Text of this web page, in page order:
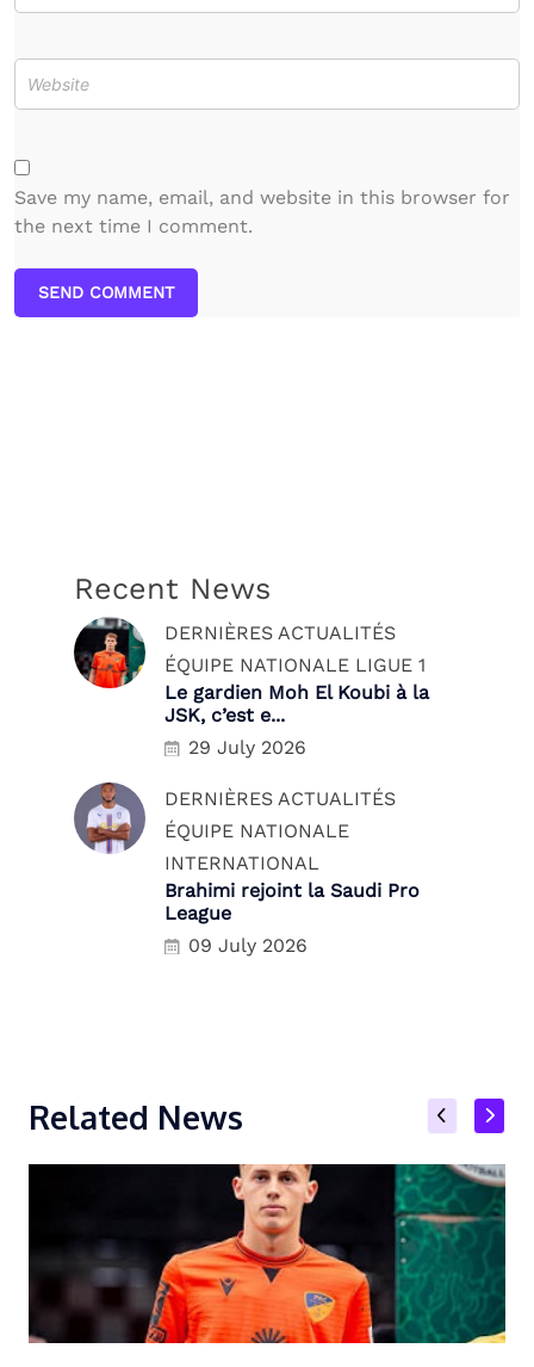
Save my name, email, and website in this browser for
the next time I comment.
SEND COMMENT
Recent News
DERNIÈRES ACTUALITÉS
ÉQUIPE NATIONALE LIGUE 1
Le gardien Moh El Koubi à la
JSK, c’est e...
29 July 2026
DERNIÈRES ACTUALITÉS
ÉQUIPE NATIONALE
INTERNATIONAL
Brahimi rejoint la Saudi Pro
League
09 July 2026
Related News